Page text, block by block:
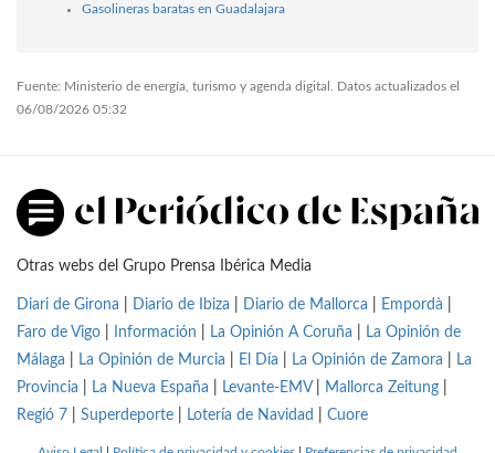
Gasolineras baratas en Guadalajara
Fuente: Ministerio de energía, turismo y agenda digital. Datos actualizados el
06/08/2026 05:32
Otras webs del Grupo Prensa Ibérica Media
Diari de Girona Diario de Ibiza Diario de Mallorca Empordà
Faro de Vigo
Información La Opinión A Coruña
La Opinión de
Málaga
La Opinión de Murcia El Día La Opinión de Zamora
La
Provincia
La Nueva España Levante-EMV| Mallorca Zeitung
Regió 7
Superdeporte Lotería de Navidad Cuore